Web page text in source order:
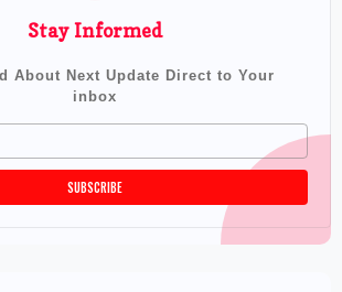
Stay Informed
About Next Update Direct to Your
inbox